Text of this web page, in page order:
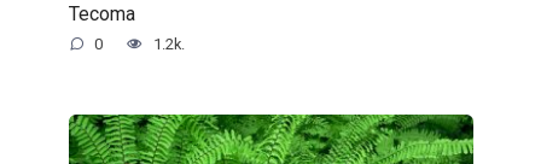
Tecoma
0 1.2k.